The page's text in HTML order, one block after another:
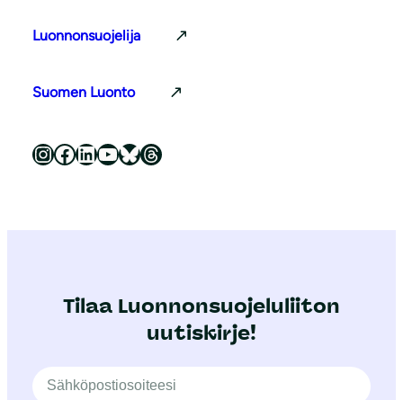
Luonnonsuojelija
Suomen Luonto
Luonnonsuojeluliitto Instagramissa Luonnonsuojeluliitto Facebookissa Luonnonsuojeluliitto LinkedInissä Luonnonsuojeluliiton YouTube-kanava Luonnonsuojeluliitto Blueskyssa Luonnonsuojeluliitto Threadsissa
Tilaa Luonnonsuojeluliiton
uutiskirje!